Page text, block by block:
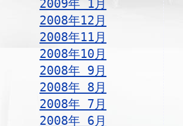
2009年 1月
2008年12月
2008年11月
2008年10月
2008年 9月
2008年 8月
2008年 7月
2008年 6月